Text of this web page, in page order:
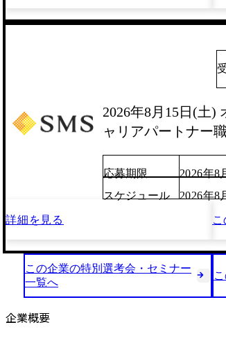
2026年8月15日(土)
ャリアパートナー職
応募期限
2026年8
スケジュール
2026年8
詳細を見る
この企業の特別選考会・セミナー
一覧へ
企業概要